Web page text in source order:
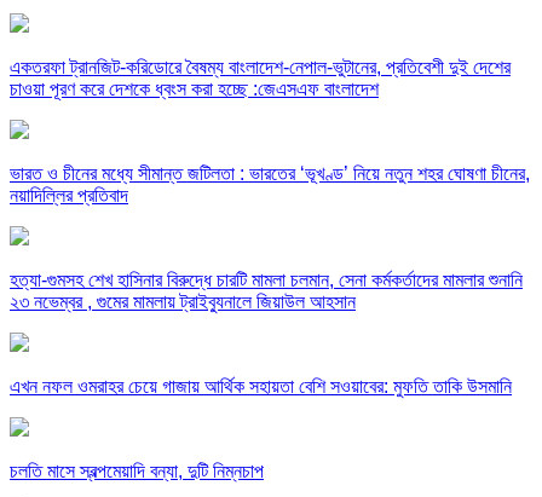
একতরফা ট্রানজিট-করিডোরে বৈষম্য বাংলাদেশ-নেপাল-ভুটানের, প্রতিবেশী দুই দেশের
চাওয়া পূরণ করে দেশকে ধ্বংস করা হচ্ছে :জেএসএফ বাংলাদেশ
ভারত ও চীনের মধ্যে সীমান্ত জটিলতা : ভারতের ‘ভূখণ্ড’ নিয়ে নতুন শহর ঘোষণা চীনের,
নয়াদিল্লির প্রতিবাদ
হত্যা-গুমসহ শেখ হাসিনার বিরুদ্ধে চারটি মামলা চলমান, সেনা কর্মকর্তাদের মামলার শুনানি
২৩ নভেম্বর , গুমের মামলায় ট্রাইব্যুনালে জিয়াউল আহসান
এখন নফল ওমরাহর চেয়ে গাজায় আর্থিক সহায়তা বেশি সওয়াবের: মুফতি তাকি উসমানি
চলতি মাসে স্বল্পমেয়াদি বন্যা, দুটি নিম্নচাপ